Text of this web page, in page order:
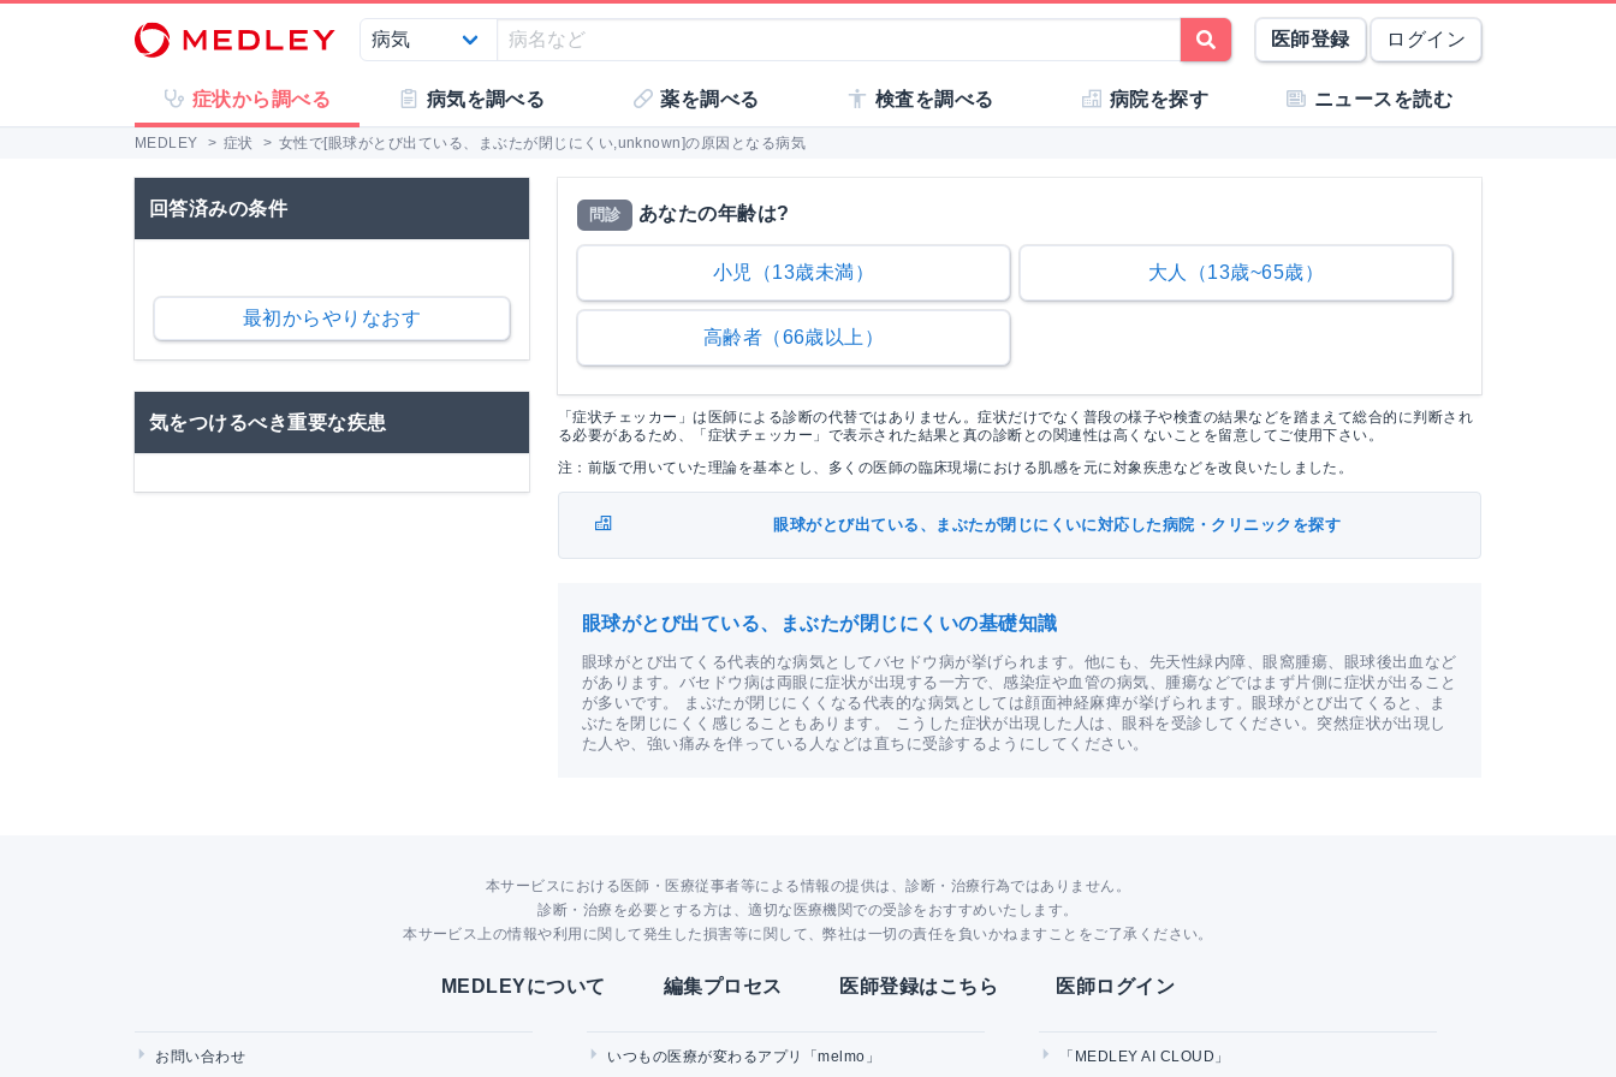
医師登録 ログイン
症状から調べる 病気を調べる 薬を調べる 検査を調べる 病院を探す ニュースを読む
MEDLEY > 症状 > 女性で[眼球がとび出ている、まぶたが閉じにくい,unknown]の原因となる病気
回答済みの条件
最初からやりなおす
気をつけるべき重要な疾患
問診 あなたの年齢は?
小児（13歳未満） 大人（13歳~65歳）
高齢者（66歳以上）
「症状チェッカー」は医師による診断の代替ではありません。症状だけでなく普段の様子や検査の結果などを踏まえて総合的に判断され
る必要があるため、「症状チェッカー」で表示された結果と真の診断との関連性は高くないことを留意してご使用下さい。
注：前版で用いていた理論を基本とし、多くの医師の臨床現場における肌感を元に対象疾患などを改良いたしました。
眼球がとび出ている、まぶたが閉じにくいに対応した病院・クリニックを探す
眼球がとび出ている、まぶたが閉じにくいの基礎知識
眼球がとび出てくる代表的な病気としてバセドウ病が挙げられます。他にも、先天性緑内障、眼窩腫瘍、眼球後出血など
があります。バセドウ病は両眼に症状が出現する一方で、感染症や血管の病気、腫瘍などではまず片側に症状が出ること
が多いです。 まぶたが閉じにくくなる代表的な病気としては顔面神経麻痺が挙げられます。眼球がとび出てくると、ま
ぶたを閉じにくく感じることもあります。 こうした症状が出現した人は、眼科を受診してください。突然症状が出現し
た人や、強い痛みを伴っている人などは直ちに受診するようにしてください。
本サービスにおける医師・医療従事者等による情報の提供は、診断・治療行為ではありません。
診断・治療を必要とする方は、適切な医療機関での受診をおすすめいたします。
本サービス上の情報や利用に関して発生した損害等に関して、弊社は一切の責任を負いかねますことをご了承ください。
MEDLEYについて 編集プロセス 医師登録はこちら 医師ログイン
お問い合わせ いつもの医療が変わるアプリ「melmo」 「MEDLEY AI CLOUD」